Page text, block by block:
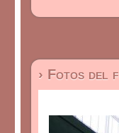
› Fotos del